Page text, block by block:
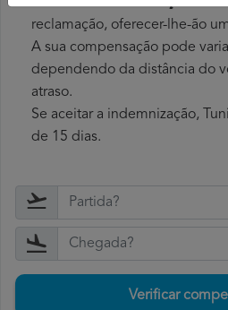
Recolher a indemnização: se a
reclamação, oferecer-lhe-ão
A sua compensação pode
dependendo da distância do
atraso.
Se aceitar a indemnização,
de 15 dias.
Verificar